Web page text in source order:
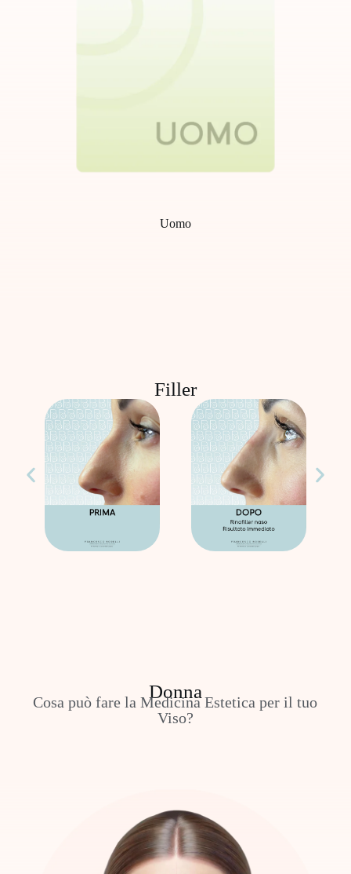
Uomo
Filler
Donna
Cosa può fare la Medicina Estetica per il tuo
Viso?